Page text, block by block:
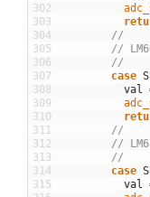
302
303
304
305
306
307
308
309
310
311
312
313
314
315
//
//
//
case
val
//
//
//
case
val